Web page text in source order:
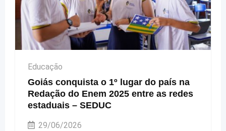
Educação
Goiás conquista o 1º lugar do país na
Redação do Enem 2025 entre as redes
estaduais – SEDUC
29/06/2026